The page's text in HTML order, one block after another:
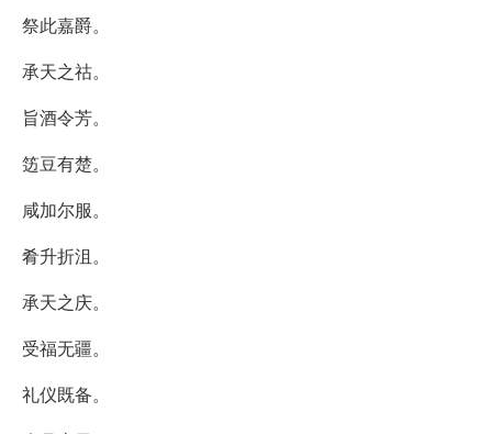
祭此嘉爵。
承天之祜。
旨酒令芳。
笾豆有楚。
咸加尔服。
肴升折沮。
承天之庆。
受福无疆。
礼仪既备。